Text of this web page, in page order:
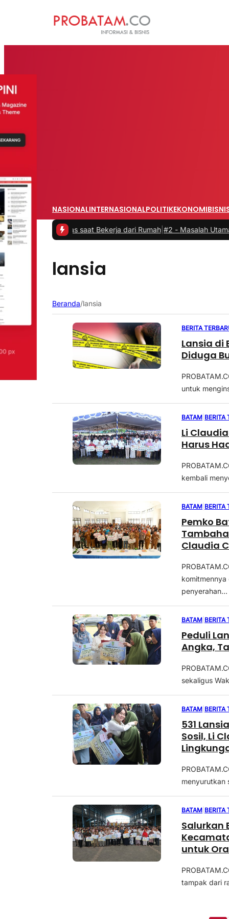
NASIONALINTERNASIONALPOLITIKEKONOMI
saat Bekerja dari Rumah| #2 - Masalah Utama
lansia
Beranda/lansia
BERITA
Lansia di
Diduga
untuk
BATAM BERITA
Li
Harus
kembali
BATAM BERITA
Pemko
Claudia
komitmennya
penyerahan...
BATAM BERITA
Peduli
Angka,
sekaligus
BATAM BERITA
531
Sosil, Li
menyurutkan
BATAM BERITA
Salurkan
untuk
tampak dari